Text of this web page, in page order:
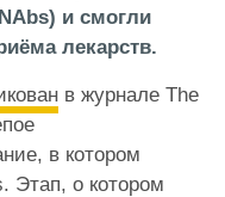
и смогли
лекарств.
в журнале The
в котором
Этап, о котором